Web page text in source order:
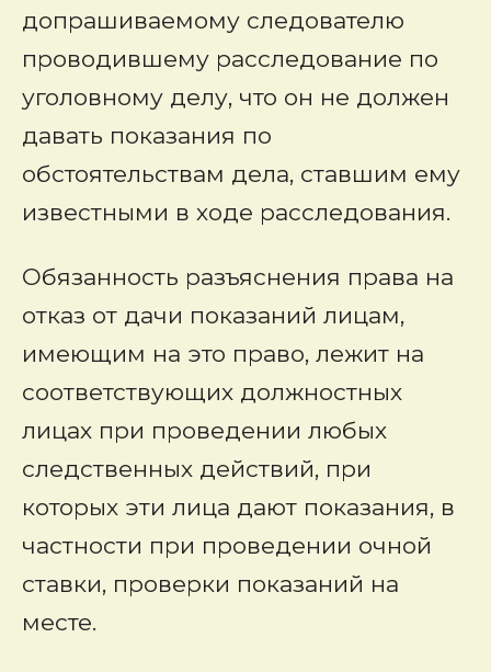
допрашиваемому следователю
проводившему расследование по
уголовному делу, что он не должен
давать показания по
обстоятельствам дела, ставшим ему
известными в ходе расследования.
Обязанность разъяснения права на
отказ от дачи показаний лицам,
имеющим на это право, лежит на
соответствующих должностных
лицах при проведении любых
следственных действий, при
которых эти лица дают показания, в
частности при проведении очной
ставки, проверки показаний на
месте.